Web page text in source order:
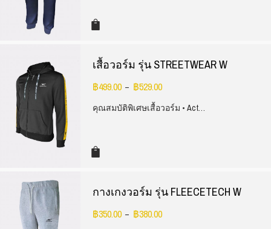
เสื้อวอร์ม รุ่น STREETWEAR W
฿499.00 – ฿529.00
คุณสมบัติพิเศษเสื้อวอร์ม • Act…
กางเกงวอร์ม รุ่น FLEECETECH W
฿350.00 – ฿380.00